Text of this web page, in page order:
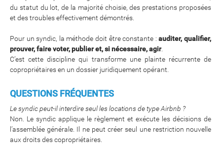
du statut du lot, de la majorité choisie, des prestations proposées
et des troubles effectivement démontrés.
Pour un syndic, la méthode doit être constante :auditer, qualifier,
prouver, faire voter, publier et, si nécessaire, agir.
C’est cette discipline qui transforme une plainte récurrente de
copropriétaires en un dossier juridiquement opérant.
QUESTIONS FRÉQUENTES
Le syndic peut-il interdire seul les locations de type Airbnb ?
Non. Le syndic applique le règlement et exécute les décisions de
l’assemblée générale. Il ne peut créer seul une restriction nouvelle
aux droits des copropriétaires.